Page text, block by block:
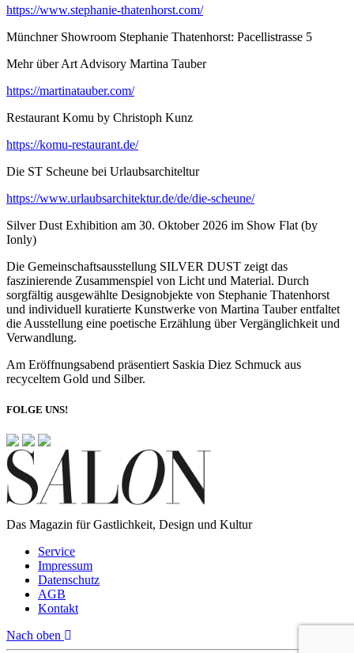
https://www.stephanie-thatenhorst.com/
Münchner Showroom Stephanie Thatenhorst: Pacellistrasse 5
Mehr über Art Advisory Martina Tauber
https://martinatauber.com/
Restaurant Komu by Christoph Kunz
https://komu-restaurant.de/
Die ST Scheune bei Urlaubsarchiteltur
https://www.urlaubsarchitektur.de/de/die-scheune/
Silver Dust Exhibition am 30. Oktober 2026 im Show Flat (by
Ionly)
Die Gemeinschaftsausstellung SILVER DUST zeigt das
faszinierende Zusammenspiel von Licht und Material. Durch
sorgfältig ausgewählte Designobjekte von Stephanie Thatenhorst
und individuell kuratierte Kunstwerke von Martina Tauber entfaltet
die Ausstellung eine poetische Erzählung über Vergänglichkeit und
Verwandlung.
Am Eröffnungsabend präsentiert Saskia Diez Schmuck aus
recyceltem Gold und Silber.
FOLGE UNS!
Das Magazin für Gastlichkeit, Design und Kultur
Service
Impressum
Datenschutz
AGB
Kontakt
Nach oben